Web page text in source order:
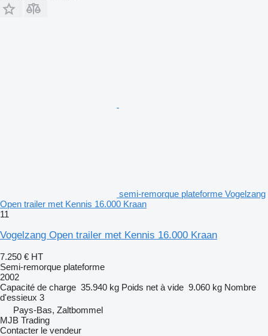
semi-remorque plateforme Vogelzang
Open trailer met Kennis 16.000 Kraan
11
Vogelzang Open trailer met Kennis 16.000 Kraan
7.250 € HT
Semi-remorque plateforme
2002
Capacité de charge 35.940 kg Poids net à vide 9.060 kg Nombre
d'essieux 3
Pays-Bas, Zaltbommel
MJB Trading
Contacter le vendeur